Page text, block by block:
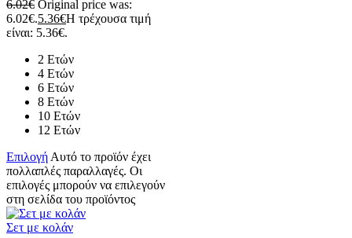
6.02€ Original price was:
6.02€.5.36€Η τρέχουσα τιμή
είναι: 5.36€.
2 Ετών
4 Ετών
6 Ετών
8 Ετών
10 Ετών
12 Ετών
Επιλογή Αυτό το προϊόν έχει
πολλαπλές παραλλαγές. Οι
επιλογές μπορούν να επιλεγούν
στη σελίδα του προϊόντος
Σετ με κολάν